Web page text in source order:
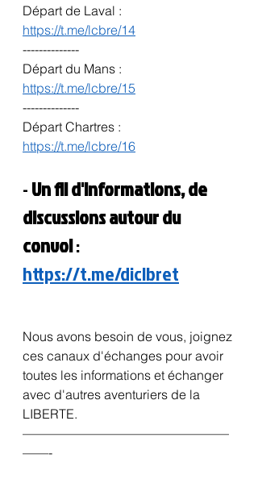
Départ de Laval :
https://t.me/lcbre/14
--------------
Départ du Mans :
https://t.me/lcbre/15
--------------
Départ Chartres :
https://t.me/lcbre/16
- Un fil d'informations, de
discussions autour du
convoi :
https://t.me/diclbret
Nous avons besoin de vous, joignez
ces canaux d'échanges pour avoir
toutes les informations et échanger
avec d'autres aventuriers de la
LIBERTE.
————————————————
——-